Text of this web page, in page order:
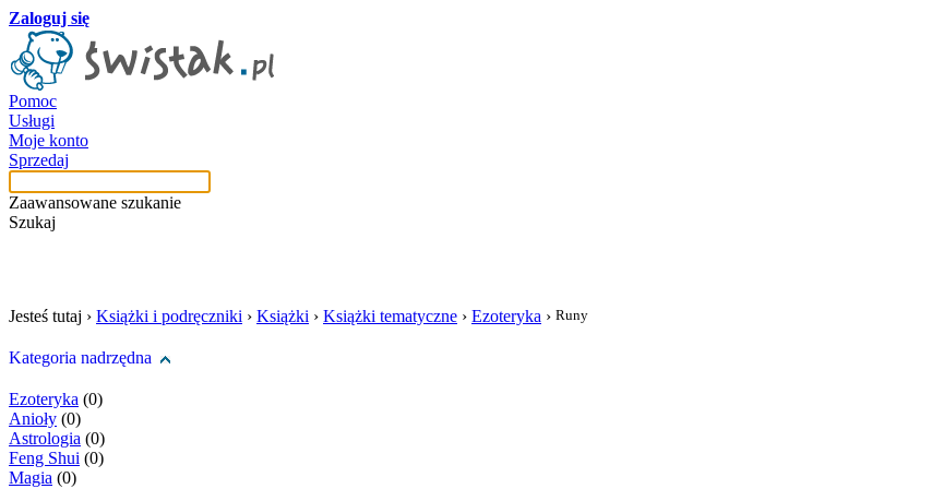
Zaloguj się
Pomoc
Usługi
Moje konto
Sprzedaj
Zaawansowane szukanie
Szukaj
Jesteś tutaj › Książki i podręczniki › Książki › Książki tematyczne › Ezoteryka › Runy
Kategoria nadrzędna
Ezoteryka (0)
Anioły (0)
Astrologia (0)
Feng Shui (0)
Magia (0)